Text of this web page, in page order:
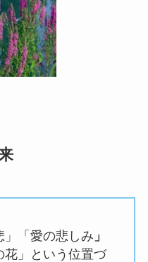
」「愛の悲しみ 」
花」という位置づ